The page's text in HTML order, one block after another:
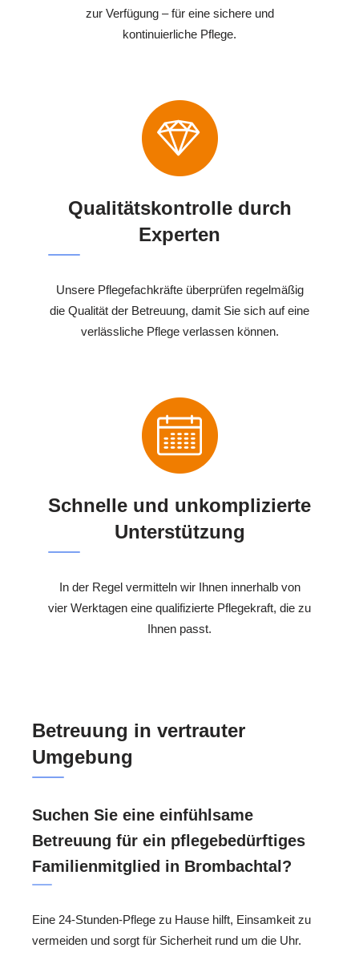
zur Verfügung – für eine sichere und
kontinuierliche Pflege.
Qualitätskontrolle durch
Experten
Unsere Pflegefachkräfte überprüfen regelmäßig
die Qualität der Betreuung, damit Sie sich auf eine
verlässliche Pflege verlassen können.
Schnelle und unkomplizierte
Unterstützung
In der Regel vermitteln wir Ihnen innerhalb von
vier Werktagen eine qualifizierte Pflegekraft, die zu
Ihnen passt.
Betreuung in vertrauter
Umgebung
Suchen Sie eine einfühlsame
Betreuung für ein pflegebedürftiges
Familienmitglied in Brombachtal?
Eine 24-Stunden-Pflege zu Hause hilft, Einsamkeit zu
vermeiden und sorgt für Sicherheit rund um die Uhr.